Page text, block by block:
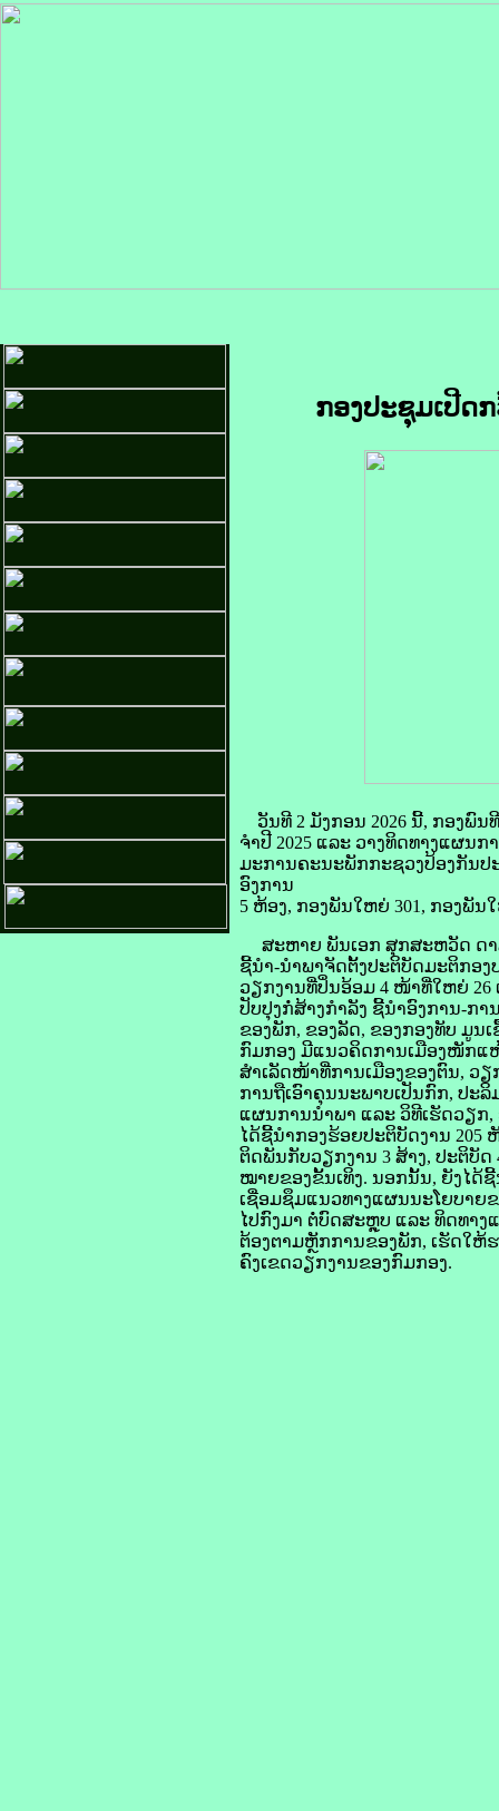
ກອງປະຊຸມເປີດ
ວັນທີ 2 ມັງກອນ 2026 ນີ້, ກອງພົ
ຈໍາປີ 2025 ແລະ ວາງທິດທາງແຜນ
ມະການຄະນະພັກກະຊວງປ້ອງກັນປ
ອົງການ
5 ຫ້ອງ, ກອງພັນໃຫຍ່ 301, ກອງພັ
ສະຫາຍ ພັນເອກ ສຸກສະຫວັດ ດາ
ຊີ້ນໍາ-ນໍາພາຈັດຕັ້ງປະຕິບັດມະຕິກອ
ວຽກງານທີ່ປິ່ນອ້ອມ 4 ໜ້າທີ່ໃຫຍ່
ປັບປຸງກໍ່ສ້າງກໍາລັງ ຊີ້ນໍາອົງການ-ກ
ຂອງພັກ, ຂອງລັດ, ຂອງກອງທັບ ມູ
ກົມກອງ ມີແນວຄິດການເມືອງໜັກແ
ສໍາເລັດໜ້າທີ່ການເມືອງຂອງຕົນ, ວ
ການຖືເອົາຄຸນນະພາບເປັນກົກ, ປະ
ແຜນການນໍາພາ ແລະ ວິທີເຮັດວຽກ
ໄດ້ຊີ້ນໍາກອງຮ້ອຍປະຕິບັດງານ 205
ຕິດພັນກັບວຽກງານ 3 ສ້າງ, ປະຕິບັ
ໝາຍຂອງຂັ້ນເທິງ. ນອກນັ້ນ, ຍັງໄດ້
ເຊື່ອມຊຶມແນວທາງແຜນນະໂຍບາຍ
ໄປກົງມາ ຕໍ່ບົດສະຫຼຸບ ແລະ ທິດທາ
ຕ້ອງຕາມຫຼັກການຂອງພັກ, ເຮັດໃ
ຄົງເຂດວຽກງານຂອງກົມກອງ.